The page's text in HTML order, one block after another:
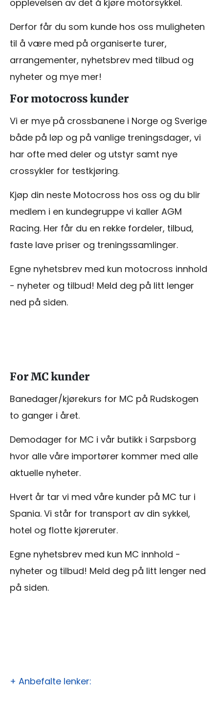
opplevelsen av det å kjøre motorsykkel.
Derfor får du som kunde hos oss muligheten
til å være med på organiserte turer,
arrangementer, nyhetsbrev med tilbud og
nyheter og mye mer!
For motocross kunder
Vi er mye på crossbanene i Norge og Sverige
både på løp og på vanlige treningsdager, vi
har ofte med deler og utstyr samt nye
crossykler for testkjøring.
Kjøp din neste Motocross hos oss og du blir
medlem i en kundegruppe vi kaller AGM
Racing. Her får du en rekke fordeler, tilbud,
faste lave priser og treningssamlinger.
Egne nyhetsbrev med kun motocross innhold
- nyheter og tilbud! Meld deg på litt lenger
ned på siden.
For MC kunder
Banedager/kjørekurs for MC på Rudskogen
to ganger i året.
Demodager for MC i vår butikk i Sarpsborg
hvor alle våre importører kommer med alle
aktuelle nyheter.
Hvert år tar vi med våre kunder på MC tur i
Spania. Vi står for transport av din sykkel,
hotel og flotte kjøreruter.
Egne nyhetsbrev med kun MC innhold -
nyheter og tilbud! Meld deg på litt lenger ned
på siden.
+ Anbefalte lenker: